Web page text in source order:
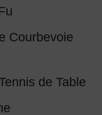
Courbevoie
de Table